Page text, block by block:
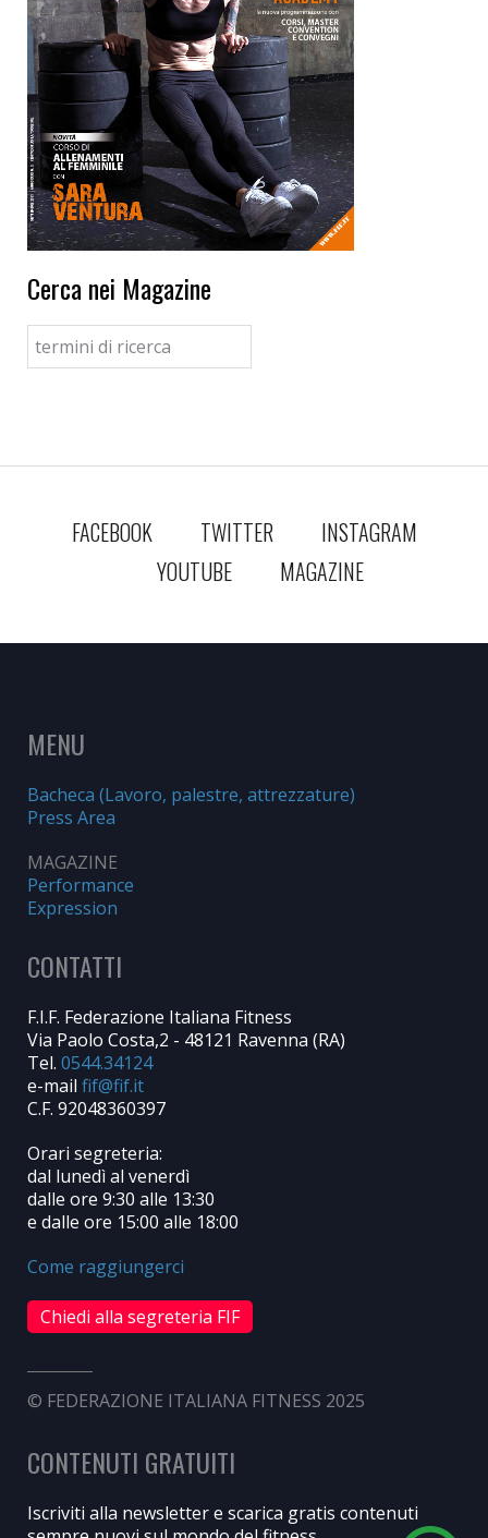
Cerca nei Magazine
FACEBOOK TWITTER
INSTAGRAM
YOUTUBE
MAGAZINE
MENU
Bacheca (Lavoro, palestre, attrezzature)
Press Area
MAGAZINE
Performance
Expression
CONTATTI
F.I.F. Federazione Italiana Fitness
Via Paolo Costa,2 - 48121 Ravenna (RA)
Tel. 0544.34124
e-mail
C.F. 92048360397
Orari segreteria:
dal lunedì al venerdì
dalle ore 9:30 alle 13:30
e dalle ore 15:00 alle 18:00
Come raggiungerci
Chiedi alla segreteria FIF
© FEDERAZIONE ITALIANA FITNESS 2025
CONTENUTI GRATUITI
Iscriviti alla newsletter e scarica gratis contenuti